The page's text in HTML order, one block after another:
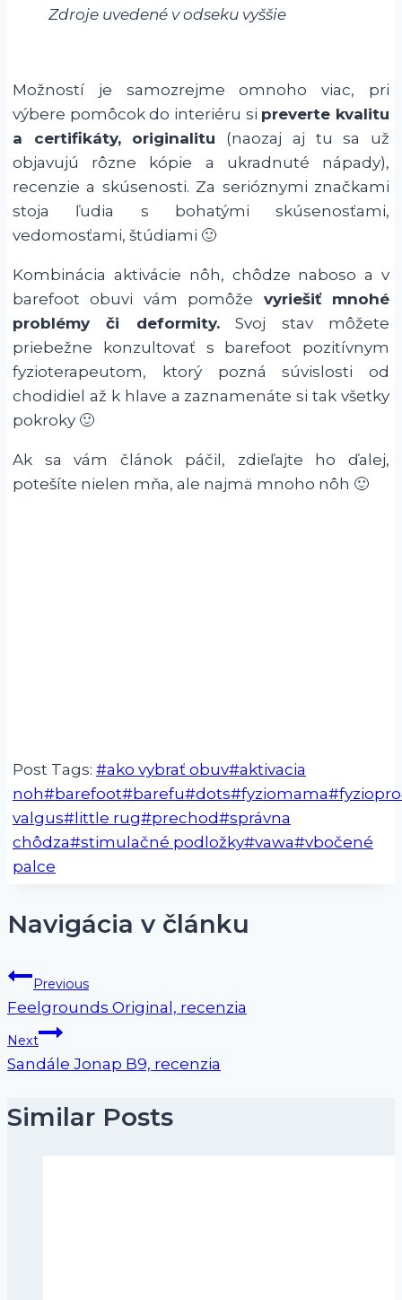
Zdroje uvedené v odseku vyššie
Možností je samozrejme omnoho viac, pri
výbere pomôcok do interiéru si preverte kvalitu
a certifikáty, originalitu (naozaj aj tu sa už
objavujú rôzne kópie a ukradnuté nápady),
recenzie a skúsenosti. Za serióznymi značkami
stoja ľudia s bohatými skúsenosťami,
vedomosťami, štúdiami 🙂
Kombinácia aktivácie nôh, chôdze naboso a v
barefoot obuvi vám pomôže vyriešiť mnohé
problémy či deformity.Svoj stav môžete
priebežne konzultovať s barefoot pozitívnym
fyzioterapeutom, ktorý pozná súvislosti od
chodidiel až k hlave a zaznamenáte si tak všetky
pokroky 🙂
Ak sa vám článok páčil, zdieľajte ho ďalej,
potešíte nielen mňa, ale najmä mnoho nôh 🙂
Post Tags: #ako vybrať obuv#aktivacia
noh#barefoot#barefu#dots#fyziomama#fyziopro
valgus#little rug#prechod#správna
chôdza#stimulačné podložky#vawa#vbočené
palce
Navigácia v článku
Previous
Feelgrounds Original, recenzia
Next
Sandále Jonap B9, recenzia
Similar Posts